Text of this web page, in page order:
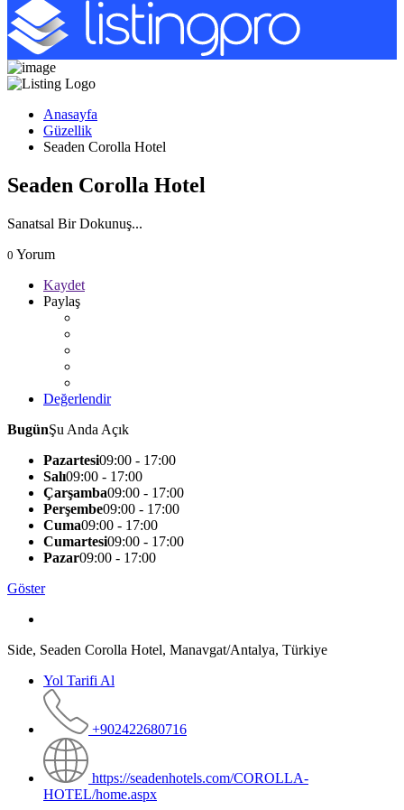
Anasayfa
Güzellik
Seaden Corolla Hotel
Seaden Corolla Hotel
Sanatsal Bir Dokunuş...
0 Yorum
Kaydet
Paylaş
Değerlendir
BugünŞu Anda Açık
Pazartesi09:00 - 17:00
Salı09:00 - 17:00
Çarşamba09:00 - 17:00
Perşembe09:00 - 17:00
Cuma09:00 - 17:00
Cumartesi09:00 - 17:00
Pazar09:00 - 17:00
Göster
Side, Seaden Corolla Hotel, Manavgat/Antalya, Türkiye
Yol Tarifi Al
+902422680716
https://seadenhotels.com/COROLLA-
HOTEL/home.aspx